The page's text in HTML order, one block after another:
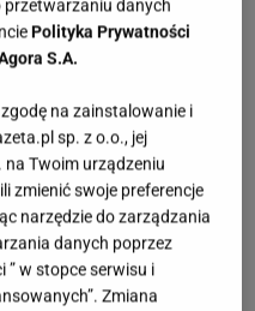
przetwarzaniu danych
Polityka Prywatności
S.A.
na zainstalowanie i
sp. z o.o., jej
Twoim urządzeniu
zmienić swoje preferencje
narzędzie do zarządzania
danych poprzez
” w stopce serwisu i
Zmiana